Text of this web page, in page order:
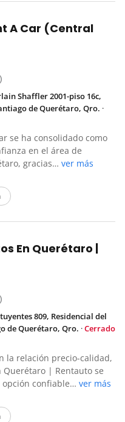
A Car (Central
Shaffler 2001-piso 16c,
de Querétaro, Qro. ·
se ha consolidado como
en el área de
gracias… ver más
En Querétaro |
809, Residencial del
de Querétaro, Qro. ·Cerrado
la relación precio-calidad,
Querétaro | Rentauto se
opción confiable… ver más